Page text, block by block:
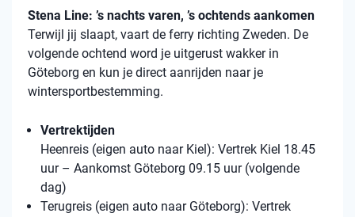
Stena Line: ’s nachts varen, ’s ochtends aankomen
Terwijl jij slaapt, vaart de ferry richting Zweden. De
volgende ochtend word je uitgerust wakker in
Göteborg en kun je direct aanrijden naar je
wintersportbestemming.
Vertrektijden
Heenreis (eigen auto naar Kiel): Vertrek Kiel 18.45
uur – Aankomst Göteborg 09.15 uur (volgende
dag)
Terugreis (eigen auto naar Göteborg): Vertrek